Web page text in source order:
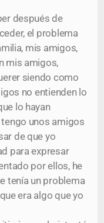
después de
el problema
mis amigos,
mis amigos,
siendo como
no entienden lo
lo hayan
unos amigos
de que yo
para expresar
por ellos, he
tenía un problema
era algo que yo